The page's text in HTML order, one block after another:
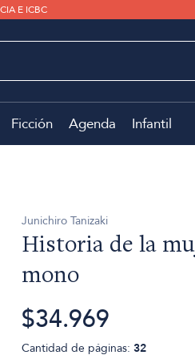
E ICBC
Ficción Agenda Infantil
Junichiro Tanizaki
Historia de la
mono
$34.969
Cantidad de páginas: 32